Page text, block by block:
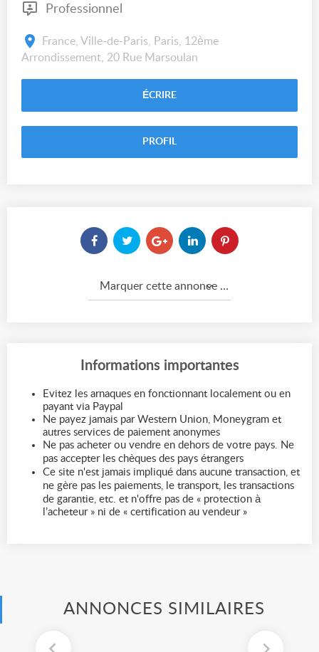
Professionnel
France, Ville-de-Paris, Paris, 12ème
Arrondissement, 20 Rue Marsoulan
ÉCRIRE
PROFIL
Marquer cette annonce comme...
Informations importantes
Evitez les arnaques en fonctionnant localement ou en
payant via Paypal
Ne payez jamais par Western Union, Moneygram et
autres services de paiement anonymes
Ne pas acheter ou vendre en dehors de votre pays. Ne
pas accepter les chèques des pays étrangers
Ce site n'est jamais impliqué dans aucune transaction, et
ne gère pas les paiements, le transport, les transactions
de garantie, etc. et n'offre pas de « protection à
l’acheteur » ni de « certification au vendeur »
ANNONCES SIMILAIRES